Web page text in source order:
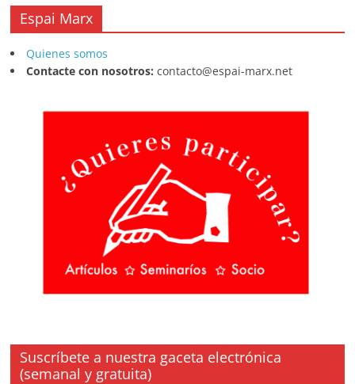
Espai Marx
Quienes somos
Contacte con nosotros: contacto@espai-marx.net
Suscríbete a nuestra gaceta electrónica
(semanal y gratuita)